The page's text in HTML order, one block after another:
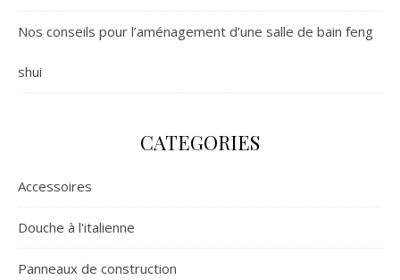
Nos conseils pour l’aménagement d’une salle de bain feng
shui
CATEGORIES
Accessoires
Douche à l'italienne
Panneaux de construction